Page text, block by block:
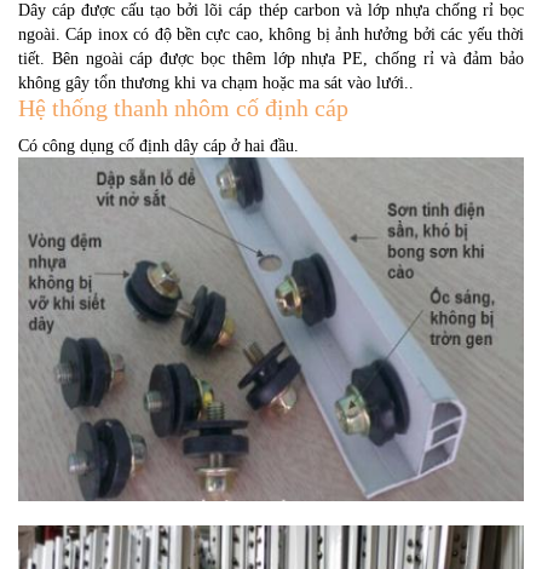
Dây cáp được cấu tạo bởi lõi cáp thép carbon và lớp nhựa chống rỉ bọc
ngoài. Cáp inox có độ bền cực cao, không bị ảnh hưởng bởi các yếu thời
tiết. Bên ngoài cáp được bọc thêm lớp nhựa PE, chống rỉ và đảm bảo
không gây tổn thương khi va chạm hoặc ma sát vào lưới.
Hệ thống thanh nhôm cố định cáp
Có công dụng cố định dây cáp ở hai đầu.